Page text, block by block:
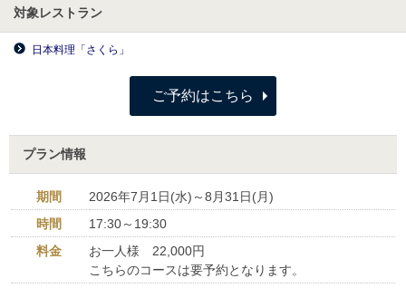
対象レストラン
日本料理「さくら」
ご予約はこちら
プラン情報
期間
2026年7月1日(水)～8月31日(月)
時間
17:30～19:30
料金
お一人様 22,000円
こちらのコースは要予約となります。